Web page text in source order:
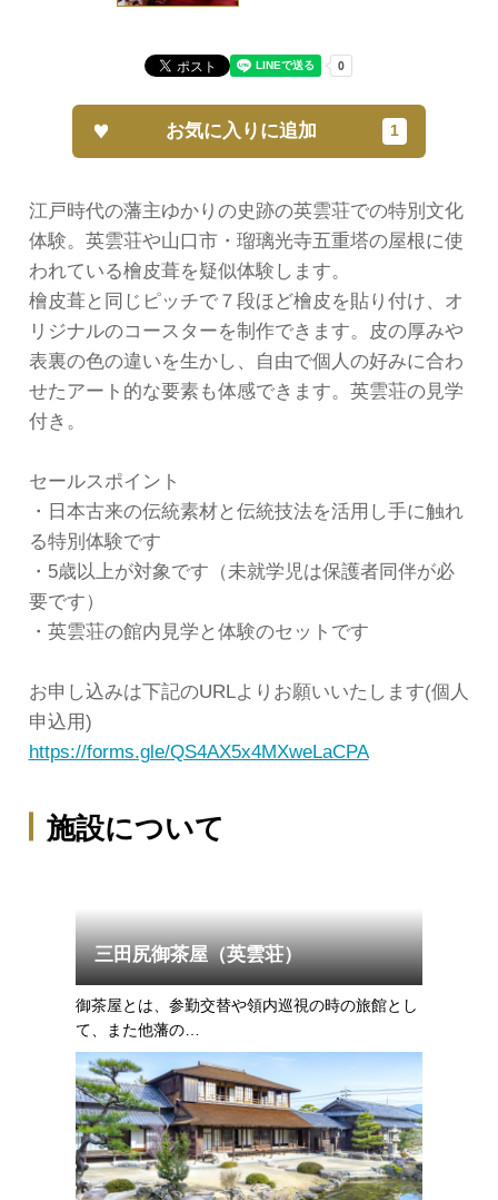
江戸時代の藩主ゆかりの史跡の英雲荘での特別文化
体験。英雲荘や山口市・瑠璃光寺五重塔の屋根に使
われている檜皮葺を疑似体験します。
檜皮葺と同じピッチで７段ほど檜皮を貼り付け、オ
リジナルのコースターを制作できます。皮の厚みや
表裏の色の違いを生かし、自由で個人の好みに合わ
せたアート的な要素も体感できます。英雲荘の見学
付き。
セールスポイント
・日本古来の伝統素材と伝統技法を活用し手に触れ
る特別体験です
・5歳以上が対象です（未就学児は保護者同伴が必
要です）
・英雲荘の館内見学と体験のセットです
お申し込みは下記のURLよりお願いいたします(個人
申込用)
https://forms.gle/QS4AX5x4MXweLaCPA
お気に入りに追加
施設について
三田尻御茶屋（英雲荘）
御茶屋とは、参勤交替や領内巡視の時の旅館とし
て、また他藩の…